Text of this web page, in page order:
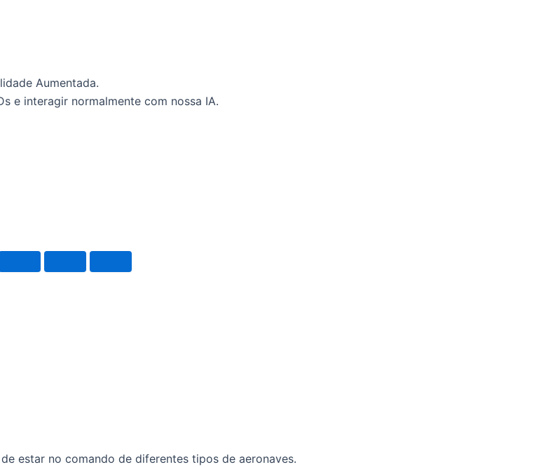
Aumentada.
e interagir normalmente com nossa IA.
estar no comando de diferentes tipos de aeronaves.